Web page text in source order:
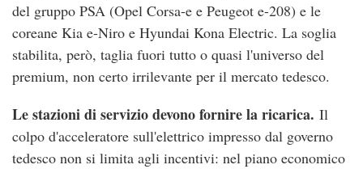
del gruppo PSA (Opel Corsa-e e Peugeot e-208) e le
coreane Kia e-Niro e Hyundai Kona Electric. La soglia
stabilita, però, taglia fuori tutto o quasi l'universo del
premium, non certo irrilevante per il mercato tedesco.
Le stazioni di servizio devono fornire la ricarica. Il
colpo d'acceleratore sull'elettrico impresso dal governo
tedesco non si limita agli incentivi: nel piano economico